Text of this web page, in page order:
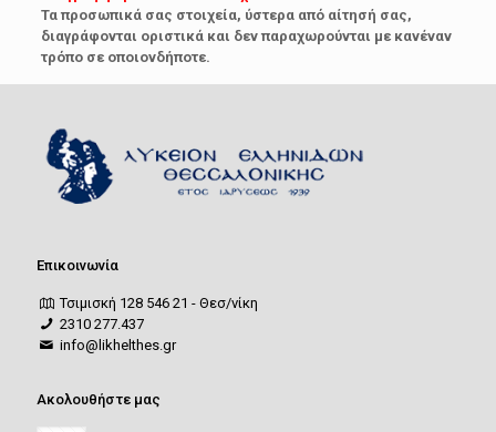
Τα προσωπικά σας στοιχεία, ύστερα από αίτησή σας,
διαγράφονται οριστικά και δεν παραχωρούνται με κανέναν
τρόπο σε οποιονδήποτε.
Επικοινωνία
Τσιμισκή 128 546 21 - Θεσ/νίκη
2310 277.437
info@likhelthes.gr
Ακολουθήστε μας